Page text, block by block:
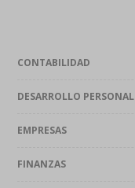
CONTABILIDAD
DESARROLLO PERSONAL
EMPRESAS
FINANZAS